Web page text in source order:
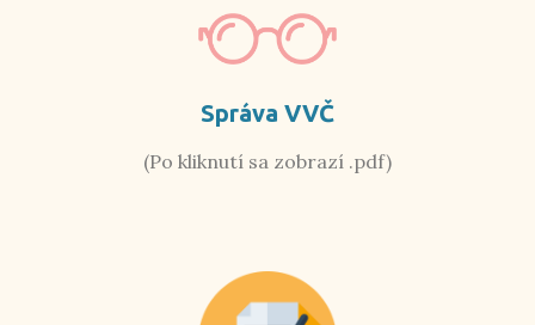
Správa VVČ
(Po kliknutí sa zobrazí .pdf)